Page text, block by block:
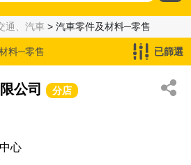
通、汽車 > 汽車零件及材料─零售
料─零售 已篩選
公司 分店
心